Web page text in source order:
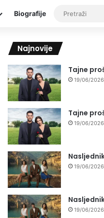
Biografije
Najnovije
Tajne
19/06/2026
Tajne
19/06/2026
19/06/2026
19/06/2026